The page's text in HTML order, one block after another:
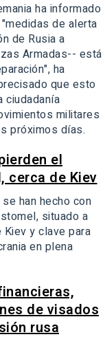
ha informado
de alerta
de Rusia a
Armadas-- está
ha
que esto
ciudadanía
militares
próximos días.
el
cerca de Kiev
han hecho con
situado a
y clave para
en plena
de visados
rusa